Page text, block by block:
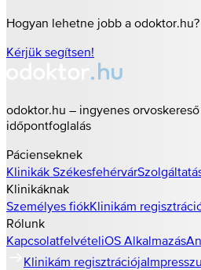
Hogyan lehetne jobb a odoktor.hu?
Kérjük segítsen!
odoktor.hu – ingyenes
időpontfoglalás
Pácienseknek
Klinikák Székesfehérvár
Klinikáknak
Személyes fiókKlinikám
Rólunk
KapcsolatfelvételiOS Alkalmazás
Klinikám regisztrációja